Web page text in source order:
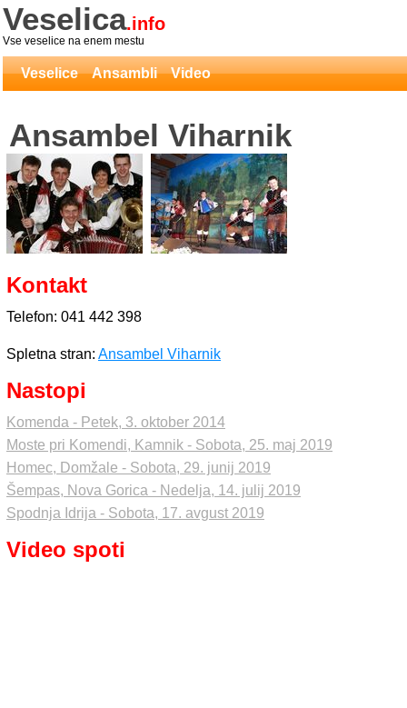
Veselica.info
Vse veselice na enem mestu
Veselice Ansambli Video
Ansambel Viharnik
Kontakt
Telefon: 041 442 398
Spletna stran: Ansambel Viharnik
Nastopi
Komenda - Petek, 3. oktober 2014
Moste pri Komendi, Kamnik - Sobota, 25. maj 2019
Homec, Domžale - Sobota, 29. junij 2019
Šempas, Nova Gorica - Nedelja, 14. julij 2019
Spodnja Idrija - Sobota, 17. avgust 2019
Video spoti